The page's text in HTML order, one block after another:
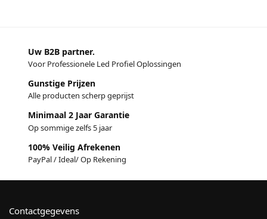
Uw B2B partner.
Voor Professionele Led Profiel Oplossingen
Gunstige Prijzen
Alle producten scherp geprijst
Minimaal 2 Jaar Garantie
Op sommige zelfs 5 jaar
100% Veilig Afrekenen
PayPal / Ideal/ Op Rekening
Contactgegevens